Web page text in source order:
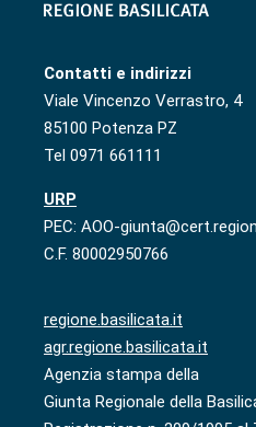
Contatti e indirizzi
Viale Vincenzo Verrastro, 4
85100 Potenza PZ
Tel 0971 661111
URP
PEC: AOO-
C.F. 80002950766
regione.basilicata.it
agr.regione.basilicata.it
Agenzia stampa della
Giunta Regionale della